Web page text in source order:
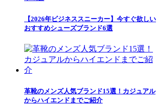
【2026年ビジネススニーカー】今すぐ欲しい
おすすめシューズブランド6選
革靴のメンズ人気ブランド15選！カジュアル
からハイエンドまでご紹介